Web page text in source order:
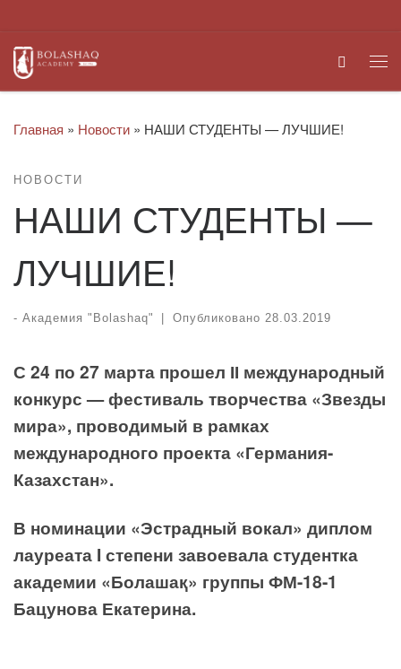
Search
Главная » Новости » НАШИ СТУДЕНТЫ — ЛУЧШИЕ!
НОВОСТИ
НАШИ СТУДЕНТЫ —
ЛУЧШИЕ!
- Академия "Bolashaq" Опубликовано 28.03.2019
С 24 по 27 марта прошел ІІ международный
конкурс — фестиваль творчества «Звезды
мира», проводимый в рамках
международного проекта «Германия-
Казахстан».
В номинации «Эстрадный вокал» диплом
лауреата I степени завоевала студентка
академии «Болашақ» группы ФМ-18-1
Бацунова Екатерина.